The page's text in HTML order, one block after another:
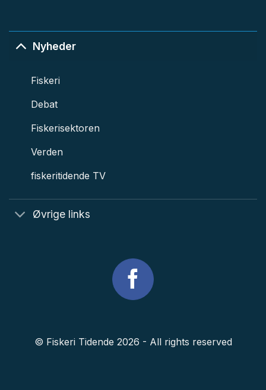
Nyheder
Fiskeri
Debat
Fiskerisektoren
Verden
fiskeritidende TV
Øvrige links
© Fiskeri Tidende 2026 - All rights reserved